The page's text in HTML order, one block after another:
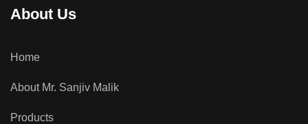
About Us
Home
About Mr. Sanjiv Malik
Products